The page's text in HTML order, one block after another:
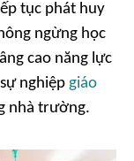
tục phát huy
ngừng học
cao năng lực
nghiệp giáo
nhà trường.